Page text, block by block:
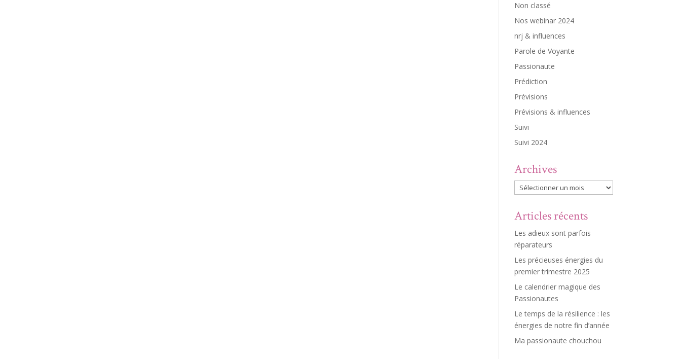
Non classé
Nos webinar 2024
nrj & influences
Parole de Voyante
Passionaute
Prédiction
Prévisions
Prévisions & influences
Suivi
Suivi 2024
Archives
Archives
Articles récents
Les adieux sont parfois
réparateurs
Les précieuses énergies du
premier trimestre 2025
Le calendrier magique des
Passionautes
Le temps de la résilience : les
énergies de notre fin d’année
Ma passionaute chouchou